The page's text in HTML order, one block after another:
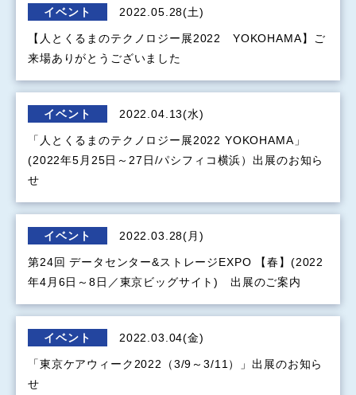
イベント 2022.05.28(土)
【人とくるまのテクノロジー展2022 YOKOHAMA】ご
来場ありがとうございました
イベント 2022.04.13(水)
「人とくるまのテクノロジー展2022 YOKOHAMA」
(2022年5月25日～27日/パシフィコ横浜）出展のお知ら
せ
イベント 2022.03.28(月)
第24回 データセンター&ストレージEXPO 【春】(2022
年4月6日～8日／東京ビッグサイト) 出展のご案内
イベント 2022.03.04(金)
「東京ケアウィーク2022（3/9～3/11）」出展のお知ら
せ